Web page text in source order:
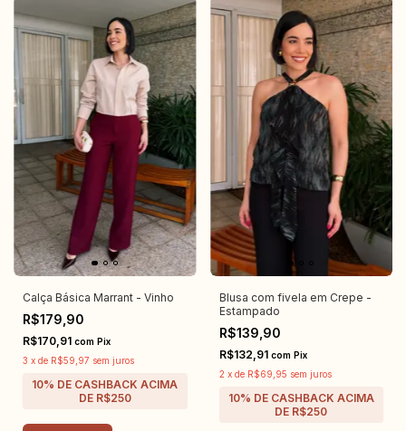
Calça Básica Marrant - Vinho
R$179,90
R$170,91 com Pix
3 x de R$59,97 sem juros
Blusa com fivela em Crepe -
Estampado
R$139,90
R$132,91 com Pix
2 x de R$69,95 sem juros